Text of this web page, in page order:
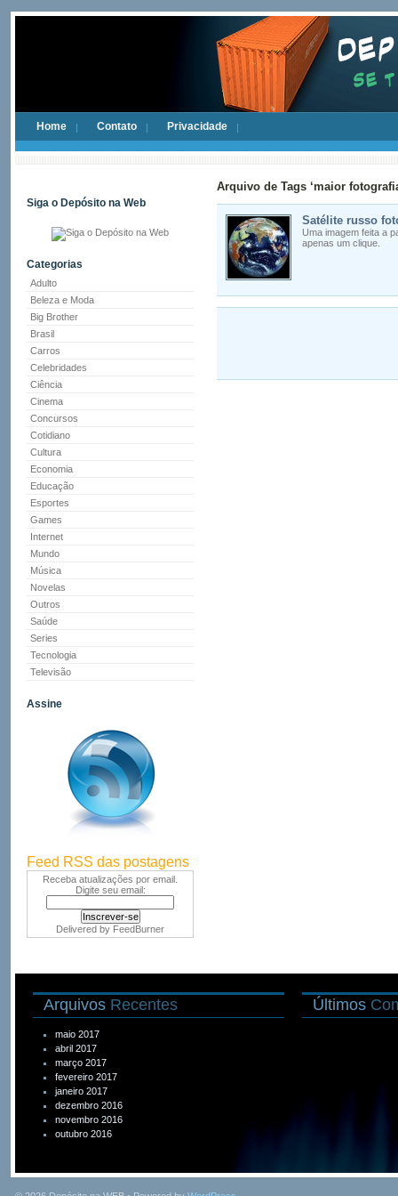
Home Contato Privacidade
Siga o Depósito na Web
Categorias
Adulto
Beleza e Moda
Big Brother
Brasil
Carros
Celebridades
Ciência
Cinema
Concursos
Cotidiano
Cultura
Economia
Educação
Esportes
Games
Internet
Mundo
Música
Novelas
Outros
Saúde
Series
Tecnologia
Televisão
Assine
Feed RSS das postagens
Receba atualizações por email.
Digite seu email:
Delivered by FeedBurner
Arquivo de Tags ‘maior
Satélite russo
Uma imagem feita a
apenas um clique.
Arquivos Recentes
maio 2017
abril 2017
março 2017
fevereiro 2017
janeiro 2017
dezembro 2016
novembro 2016
outubro 2016
Últimos